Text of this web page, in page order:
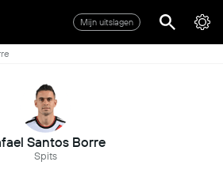
Mijn uitslagen
Santos Borre
Spits